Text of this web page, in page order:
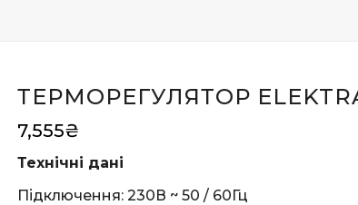
ТЕРМОРЕГУЛЯТОР
7,555₴
Технічні дані
Підключення: 230В ~ 50 / 60Гц